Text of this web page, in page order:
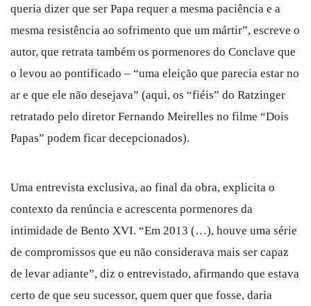
queria dizer que ser Papa requer a mesma paciência e a
mesma resistência ao sofrimento que um mártir”, escreve o
autor, que retrata também os pormenores do Conclave que
o levou ao pontificado – “uma eleição que parecia estar no
ar e que ele não desejava” (aqui, os “fiéis” do Ratzinger
retratado pelo diretor Fernando Meirelles no filme “Dois
Papas” podem ficar decepcionados).
Uma entrevista exclusiva, ao final da obra, explicita o
contexto da renúncia e acrescenta pormenores da
intimidade de Bento XVI. “Em 2013 (…), houve uma série
de compromissos que eu não considerava mais ser capaz
de levar adiante”, diz o entrevistado, afirmando que estava
certo de que seu sucessor, quem quer que fosse, daria